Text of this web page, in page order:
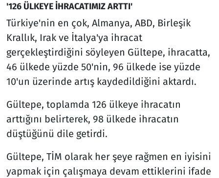
'126 ÜLKEYE İHRACATIMIZ ARTTI'
Türkiye'nin en çok, Almanya, ABD, Birleşik
Krallık, Irak ve İtalya'ya ihracat
gerçekleştirdiğini söyleyen Gültepe, ihracatta,
46 ülkede yüzde 50'nin, 96 ülkede ise yüzde
10'un üzerinde artış kaydedildiğini aktardı.
Gültepe, toplamda 126 ülkeye ihracatın
arttığını belirterek, 98 ülkede ihracatın
düştüğünü dile getirdi.
Gültepe, TİM olarak her şeye rağmen en iyisini
yapmak için çalışmaya devam ettiklerini ifade